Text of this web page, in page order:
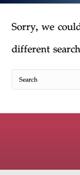
Sorry, we
different